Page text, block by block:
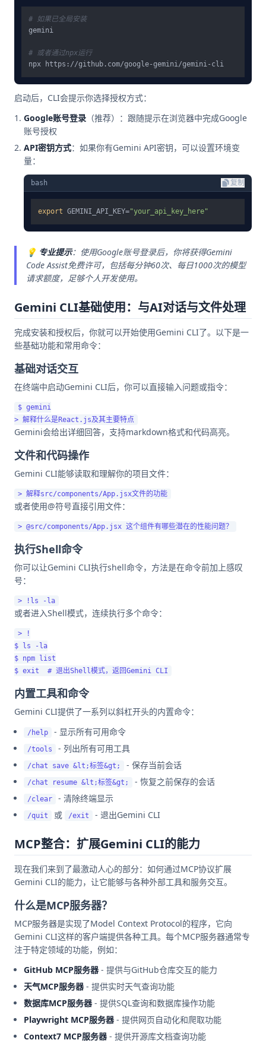
# 如果已全局安装
gemini
# 或者通过npx运行
启动后，CLI会提示你选择授权方式：
Google账号登录 （推荐）：跟随提示在浏览器中完成Google
账号授权
API密钥方式：如果你有Gemini API密钥，可以设置环境变
量：
bash 复制
export GEMINI_API_KEY="your_api_key_here"
💡 专业提示：使用Google账号登录后，你将获得Gemini
Code Assist免费许可，包括每分钟60次、每日1000次的模型
请求额度，足够个人开发使用。
Gemini CLI基础使用：与AI对话与文件处理
完成安装和授权后，你就可以开始使用Gemini CLI了。以下是一
些基础功能和常用命令：
基础对话交互
在终端中启动Gemini CLI后，你可以直接输入问题或指令：
$ gemini
Gemini会给出详细回答，支持markdown格式和代码高亮。
文件和代码操作
Gemini CLI能够读取和理解你的项目文件：
或者使用@符号直接引用文件：
执行Shell命令
你可以让Gemini CLI执行shell命令，方法是在命令前加上感叹
号：
或者进入Shell模式，连续执行多个命令：
> !
$ ls -la
$ npm list
内置工具和命令
Gemini CLI提供了一系列以斜杠开头的内置命令：
/help - 显示所有可用命令
/tools - 列出所有可用工具
/chat save &lt;标签&gt; - 保存当前会话
/chat resume &lt;标签&gt; - 恢复之前保存的会话
/clear - 清除终端显示
/quit 或 /exit - 退出Gemini CLI
MCP整合：扩展Gemini CLI的能力
现在我们来到了最激动人心的部分：如何通过MCP协议扩展
Gemini CLI的能力，让它能够与各种外部工具和服务交互。
什么是MCP服务器？
MCP服务器是实现了Model Context Protocol的程序，它向
Gemini CLI这样的客户端提供各种工具。每个MCP服务器通常专
注于特定领域的功能，例如：
GitHub MCP服务器- 提供与GitHub仓库交互的能力
天气MCP服务器- 提供实时天气查询功能
数据库MCP服务器- 提供SQL查询和数据库操作功能
Playwright MCP服务器- 提供网页自动化和爬取功能
Context7 MCP服务器- 提供开源库文档查询功能